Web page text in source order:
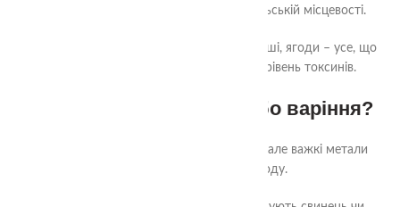
більше свинцю, ніж ті, що виросли в сільській місцевості.
І це стосується не лише яблук. Вишні, груші, ягоди – усе, що
росте у місті, може мати підвищений рівень токсинів.
3. Чи допоможе миття або варіння?
❌ Миття знімає лише поверхневий пил, але важкі метали
знаходяться всередині плоду.